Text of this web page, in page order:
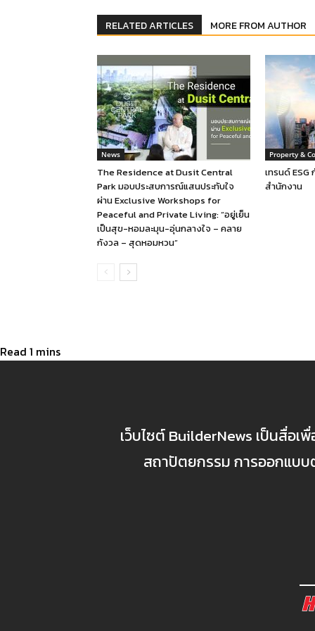
RELATED ARTICLES MORE FROM AUTHOR
News
The Residence at Dusit Central
Park มอบประสบการณ์แสนประทับใจ
ผ่าน Exclusive Workshops for
Peaceful and Private Living: “อยู่เย็น
เป็นสุข-หอมละมุน-อุ่นกลางใจ – คลาย
กังวล – สุดหอมหวน”
Property &
เทรนด์
สำนักงาน
เว็บไซต์ BuilderNews เป็นสื่อ
สถาปัตยกรรม การออกแบบ